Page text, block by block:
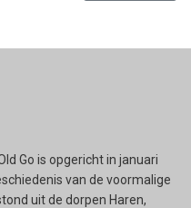
Go is opgericht in januari
van de voormalige
uit de dorpen Haren,